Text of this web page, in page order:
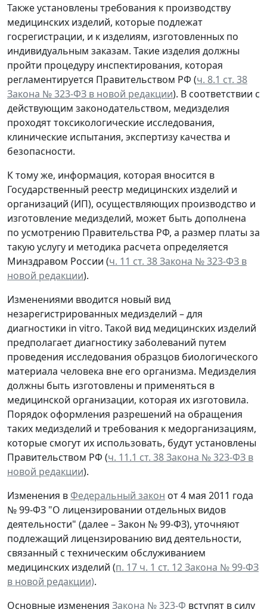
Также установлены требования к производству
медицинских изделий, которые подлежат
госрегистрации, и к изделиям, изготовленных по
индивидуальным заказам. Такие изделия должны
пройти процедуру инспектирования, которая
регламентируется Правительством РФ (ч. 8.1 ст. 38
Закона № 323-ФЗ в новой редакции). В соответствии с
действующим законодательством, медизделия
проходят токсикологические исследования,
клинические испытания, экспертизу качества и
безопасности.
К тому же, информация, которая вносится в
Государственный реестр медицинских изделий и
организаций (ИП), осуществляющих производство и
изготовление медизделий, может быть дополнена
по усмотрению Правительства РФ, а размер платы за
такую услугу и методика расчета определяется
Минздравом России (ч. 11 ст. 38 Закона № 323-ФЗ в
новой редакции).
Изменениями вводится новый вид
незарегистрированных медизделий – для
диагностики in vitro. Такой вид медицинских изделий
предполагает диагностику заболеваний путем
проведения исследования образцов биологического
материала человека вне его организма. Медизделия
должны быть изготовлены и применяться в
медицинской организации, которая их изготовила.
Порядок оформления разрешений на обращения
таких медизделий и требования к медорганизациям,
которые смогут их использовать, будут установлены
Правительством РФ (ч. 11.1 ст. 38 Закона № 323-ФЗ в
новой редакции).
Изменения вФедеральный закон от 4 мая 2011 года
№ 99-ФЗ "О лицензировании отдельных видов
деятельности" (далее – Закон № 99-ФЗ), уточняют
подлежащий лицензированию вид деятельности,
связанный с техническим обслуживанием
медицинских изделий (п. 17 ч. 1 ст. 12 Закона № 99-ФЗ
в новой редакции).
Основные изменения Закона № 323-Ф вступят в силу